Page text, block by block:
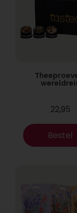
22,95
Bestel